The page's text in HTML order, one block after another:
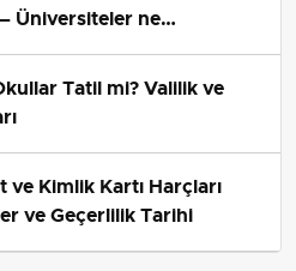
Dama Turnuvası Başladı
1. Uluslararası Dama
öncülüğünde,
Federasyonu ve İlçe Milli
oyuncular katılmaktadır.
Vurgu
konuşan Genç